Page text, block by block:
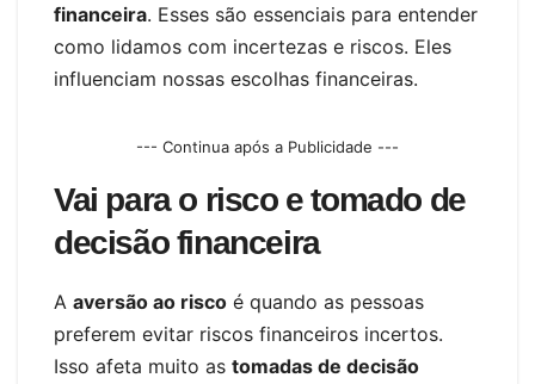
financeira. Esses são essenciais para entender
como lidamos com incertezas e riscos. Eles
influenciam nossas escolhas financeiras.
--- Continua após a Publicidade ---
Vai para o risco e tomado de
decisão financeira
A aversão ao risco é quando as pessoas
preferem evitar riscos financeiros incertos.
Isso afeta muito as tomadas de decisão